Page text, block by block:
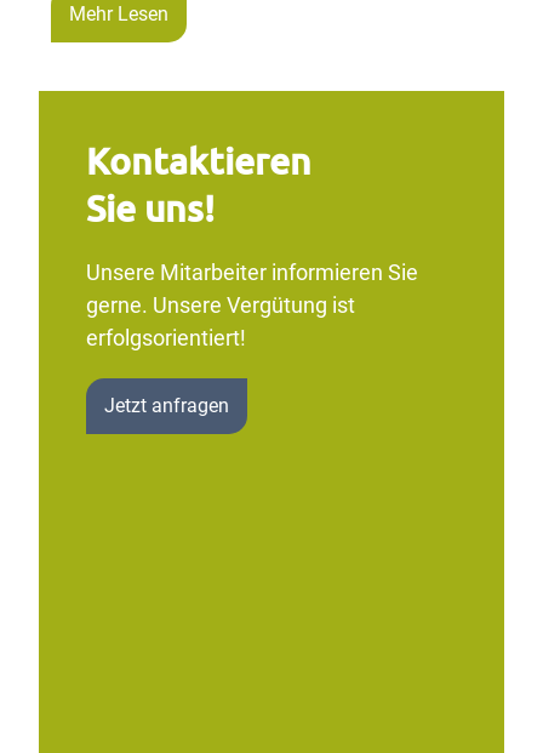
Mehr Lesen
Kontaktieren
Sie uns!
Unsere Mitarbeiter informieren Sie
gerne. Unsere Vergütung ist
erfolgsorientiert!
Jetzt anfragen